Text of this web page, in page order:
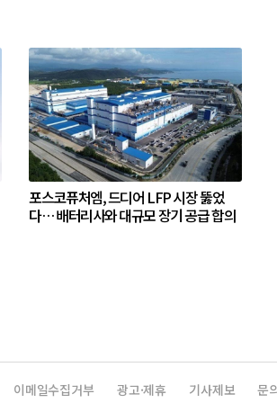
포스코퓨처엠, 드디어 LFP 시장 뚫었
다… 배터리사와 대규모 장기 공급 합의
이메일수집거부 광고·제휴 기사제보 문